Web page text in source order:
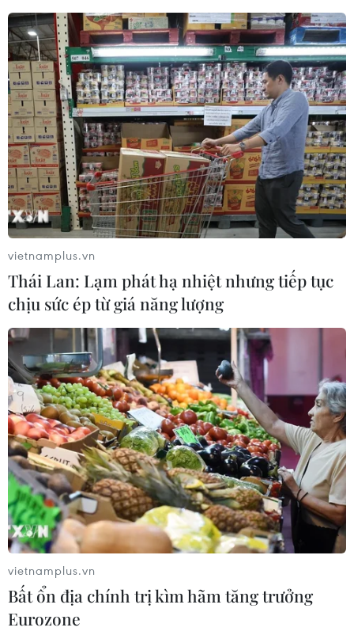
vietnamplus.vn
Thái Lan: Lạm phát hạ nhiệt nhưng tiếp tục
chịu sức ép từ giá năng lượng
vietnamplus.vn
Bất ổn địa chính trị kìm hãm tăng trưởng
Eurozone